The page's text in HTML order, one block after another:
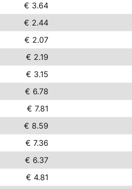
€ 3.64
€ 2.44
€ 2.07
€ 2.19
€ 3.15
€ 6.78
€ 7.81
€ 8.59
€ 7.36
€ 6.37
€ 4.81